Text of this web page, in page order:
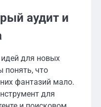
аудит и
идей для новых
понять, что
фантазий мало.
для